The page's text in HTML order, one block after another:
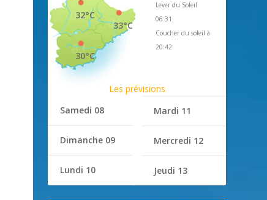
33°C
32°C
30°C
Lever du Soleil
06:31
Coucher du soleil à
20:42
Les prévisions
Samedi 08
Dimanche 09
Lundi 10
Mardi 11
Mercredi 12
Jeudi 13